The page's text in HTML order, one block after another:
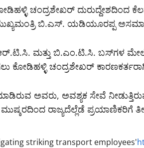
ಚಂದ್ರಶೇಖರ್‌ ದುರುದ್ದೇಶದಿಂದ
ಬಿ.ಎಸ್. ಯಡಿಯೂರಪ್ಪ
ಮತ್ತು ಬಿ.ಎಂ.ಟಿ.ಸಿ. ಬಸ್‌ಗಳ
ಕೋಡಿಹಳ್ಳಿ ಚಂದ್ರಶೇಖರ್
ಅವರು, ಅವಶ್ಯಕ ಸೇವೆ
ರಾಜ್ಯದೆಲ್ಲೆಡೆ ಪ್ರಯಾಣಿಕರಿಗೆ
striking transport employees'